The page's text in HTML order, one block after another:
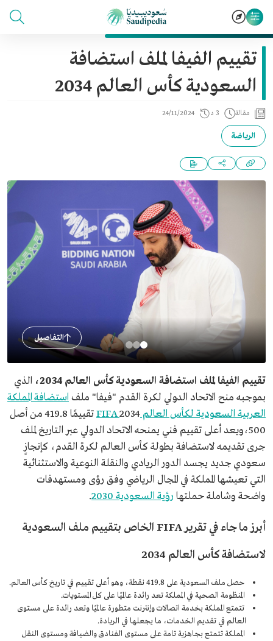
تقييم الفيفا لملف استضافة
السعودية كأس العالم 2034
مقالة 3 د 24/11/2024
الرياضة
التفاصيل
تقييم الفيفا لملف استضافة السعودية كأس العالم 2034،
الذي
بموجبه منح الاتحاد الدولي لكرة القدم "فيفا" ملف استضافة المملكة
العربية السعودية لكأس العالم FIFA
2034 تقييمًا 419.8 من أصل
500،ويعد أعلى تقييم فني يمنحه الاتحاد الدولي عبر التاريخ لملف
جرى تقديمه لاستضافة بطولة كأس العالم لكرة القدم، كإنجازٍ
سعودي جديد يجسد الدور الريادي والنقلة النوعية والاستثنائية
التي تعيشها المملكة في المجال الرياضي وفق رؤى ومستهدفات
واضحة وشاملة حملتها رؤية السعودية 2030 .
‏أبرز ما جاء في تقرير FIFA الخاص بتقييم ملف السعودية
لاستضافة كأس العالم 2034
حصل ملف السعودية على 419.8 نقطة، وهو أعلى تقييم في تاريخ كأس العالم.
المنظومة الصحية في المملكة تعد رائدة عالميًا على كل المستويات.
تتمتع المملكة بخدمة اتصالات وإنترنت متطورة عالميًا وتعد رائدة على مستوى
العالم في تقديم الخدمات، ما يجعلها في الريادة.
المملكة تتمتع بجاهزية تامة على مستوى الفنادق والضيافة ومستوى النقل